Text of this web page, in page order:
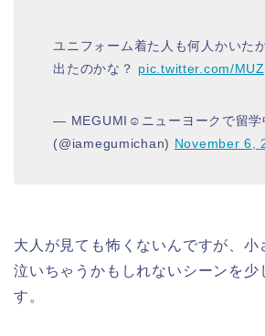
ユニフォーム着た人も何人かいた
出たのかな？ pic.twitter.com/
— MEGUMI☺︎ニューヨークで留学
(@iamegumichan) November 6,
大人が見ても怖くないんですが、小
泣いちゃうかもしれないシーンを少
す。